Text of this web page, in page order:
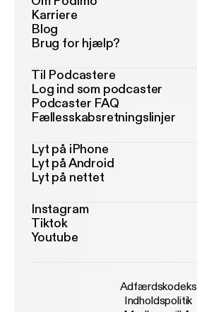
Karriere
Blog
Brug for hjælp?
Til Podcastere
Log ind som podcaster
Podcaster FAQ
Fællesskabsretningslinjer
Lyt på iPhone
Lyt på Android
Lyt på nettet
Instagram
Tiktok
Youtube
Adfærdskodeks
Indholdspolitik